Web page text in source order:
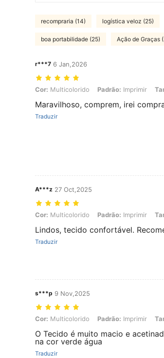
recompraria (14) logística veloz (25)
boa portabilidade (25) Ação de Graças
r***7 6 Jan,2026
Cor: Multicolorido, Padrão: Imprimir, Tamanho:
Cor: Multicolorido Padrão: Imprimir
Maravilhoso, comprem, irei
Traduzir
A***z 27 Oct,2025
Cor: Multicolorido, Padrão: Imprimir, Tamanho:
Cor: Multicolorido Padrão: Imprimir
Lindos, tecido confortável.
Traduzir
s***p 9 Nov,2025
Cor: Multicolorido, Padrão: Imprimir, Tamanho:
Cor: Multicolorido Padrão: Imprimir
O Tecido é muito macio e
na cor verde água
Traduzir